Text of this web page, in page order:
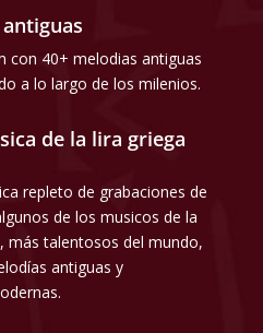
con 40+ melodias antiguas
a lo largo de los milenios.
de la lira griega
repleto de grabaciones de
de los musicos de la
más talentosos del mundo,
antiguas y